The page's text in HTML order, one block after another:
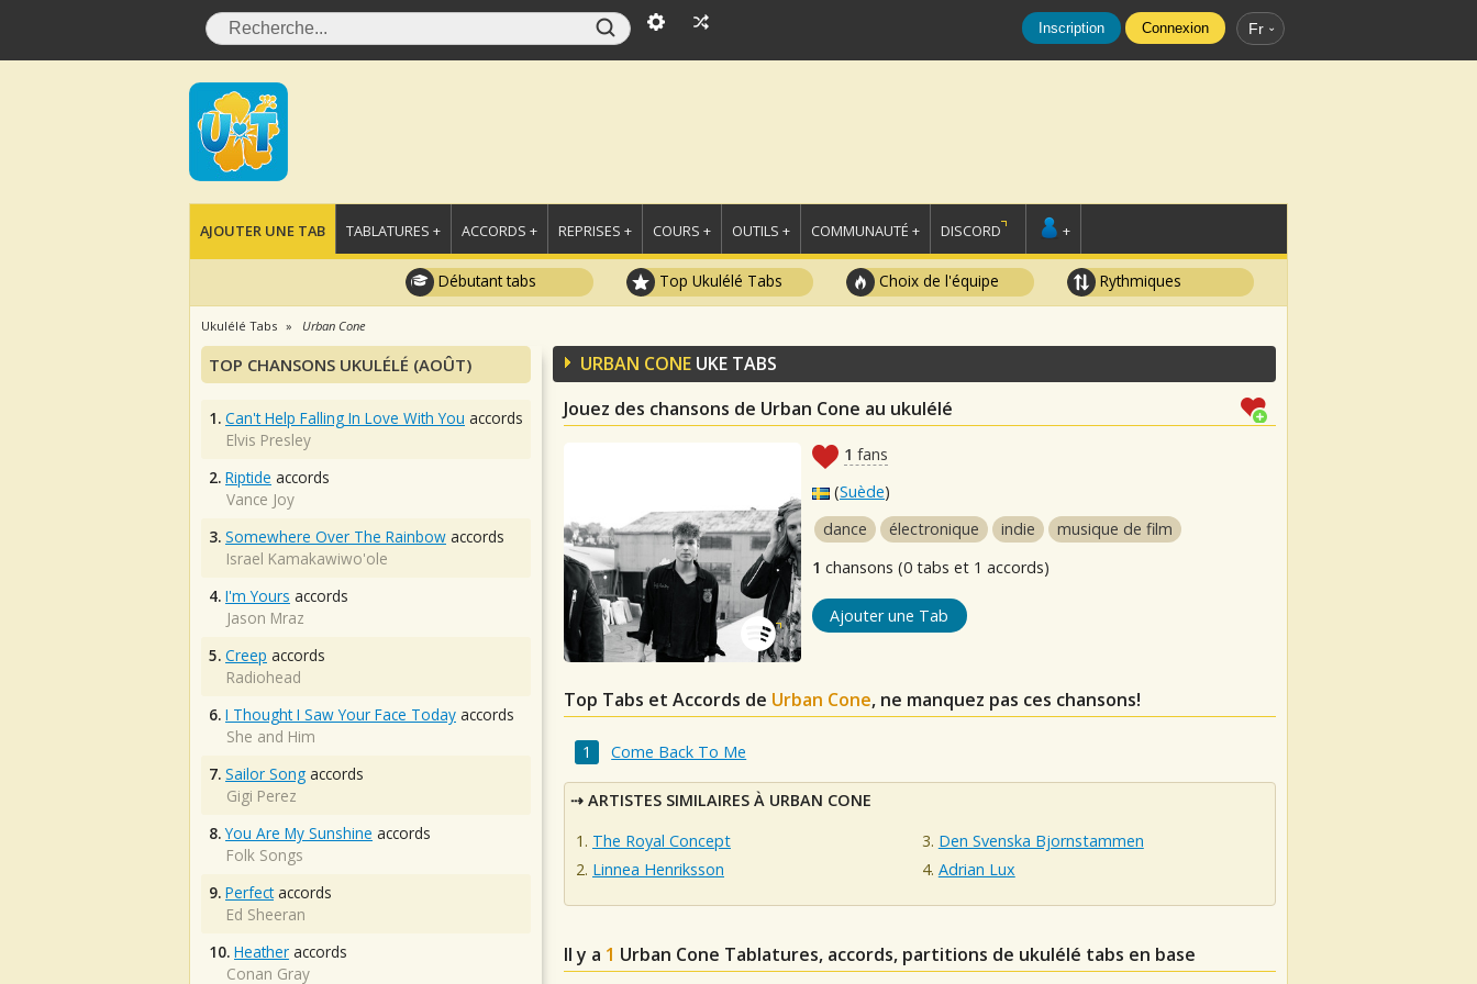
Inscription Connexion Fr
AJOUTER UNE TAB TABLATURES + ACCORDS + REPRISES + COURS + OUTILS + COMMUNAUTÉ + DISCORD +
Débutant tabs Top Ukulélé Tabs Choix de l'équipe Rythmiques
Ukulélé Tabs Urban Cone
URBAN CONE UKE TABS
Jouez des chansons de Urban Cone au ukulélé
1 fans
(Suède)
dance
électronique indie
musique de film
1 chansons (0 tabs et 1 accords)
Ajouter une Tab
Top Tabs et Accords de Urban Cone, ne manquez pas ces chansons!
Come Back To Me
ARTISTES SIMILAIRES À URBAN CONE
The Royal Concept
Linnea Henriksson
Den Svenska Bjornstammen
Adrian Lux
Il y a 1 Urban Cone Tablatures, accords, partitions de ukulélé tabs en base
TOP CHANSONS UKULÉLÉ (AOÛT)
1. Can't Help Falling In Love With You accords
Elvis Presley
2. Riptide accords
Vance Joy
3. Somewhere Over The Rainbow accords
Israel Kamakawiwo'ole
4. I'm Yours accords
Jason Mraz
5. Creep accords
Radiohead
6. I Thought I Saw Your Face Today accords
She and Him
7. Sailor Song accords
Gigi Perez
8. You Are My Sunshine accords
Folk Songs
9. Perfectaccords
Ed Sheeran
10. Heather accords
Conan Gray